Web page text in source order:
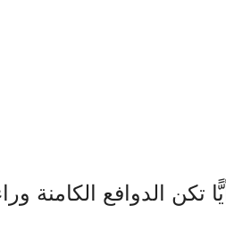
أيًّا تكن الدوافع الكامنة